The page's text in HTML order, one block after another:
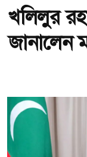
খলিলুর
জানালেন